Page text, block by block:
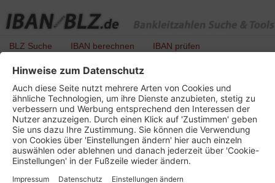
BLZ Suche IBAN berechnen IBAN prüfen
BLZ-Liste aller Banken mit der Ortsnummer
: 793
Bundesland oder Gebiet:
7 - Bayern
BLZ Name der Bank
Hinweise zum Datenschutz
Auch diese Seite nutzt mehrere Arten von Cookies und
ähnliche Technologien, um ihre Dienste anzubieten, stetig zu
verbessern und Werbung entsprechend den Interessen der
Nutzer anzuzeigen. Durch einen Klick auf 'Zustimmen' geben
Sie uns dazu Ihre Zustimmung. Sie können die Verwendung
von Cookies über 'Einstellungen ändern' hier auch einzeln
auswählen oder ablehnen und danach jederzeit über 'Cookie-
Einstellungen' in der Fußzeile wieder ändern.
Impressum Datenschutz Einstellungen ändern